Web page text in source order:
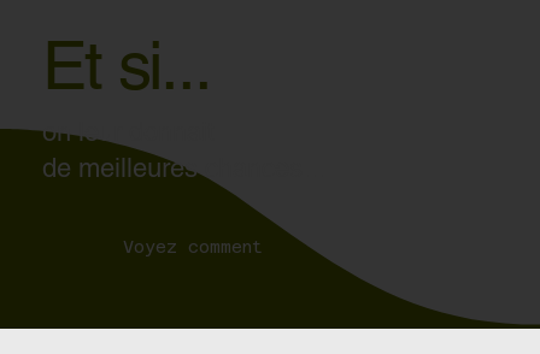
Et si...
on leur donnait
de meilleures chances...
Voyez comment